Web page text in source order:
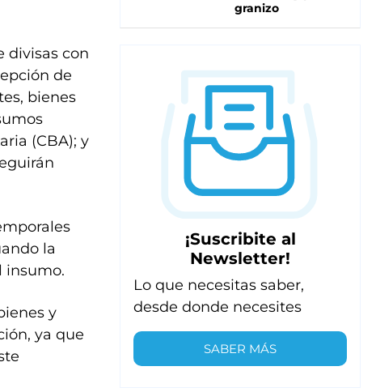
divisas con
de
bienes
(CBA); y
la
insumo.
y
ya que
granizo
¡Suscribite al
Newsletter!
Lo que necesitas saber,
desde donde necesites
SABER MÁS